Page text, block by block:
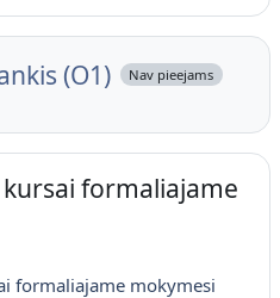
(O1) Nav pieejams
formaliajame
formaliajame mokymesi